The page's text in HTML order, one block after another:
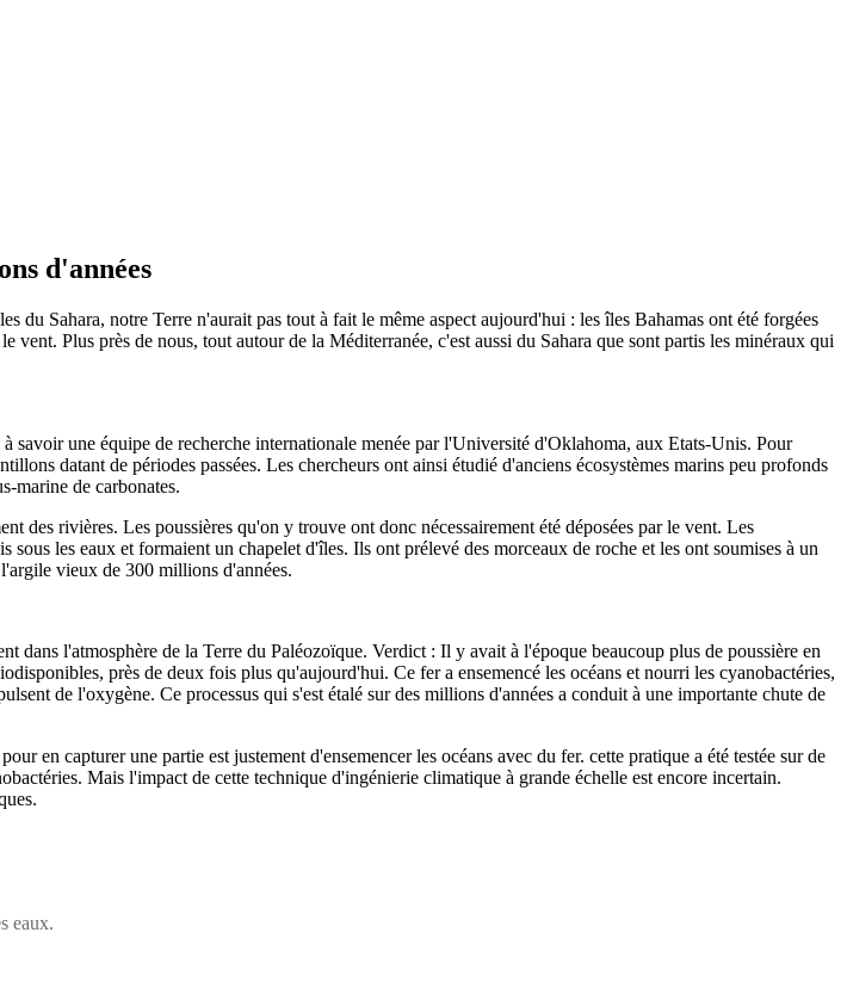
d'années
du Sahara, notre Terre n'aurait pas tout à fait le même aspect aujourd'hui : les îles Bahamas ont été forgées
Plus près de nous, tout autour de la Méditerranée, c'est aussi du Sahara que sont partis les minéraux qui
savoir une équipe de recherche internationale menée par l'Université d'Oklahoma, aux Etats-Unis. Pour
datant de périodes passées. Les chercheurs ont ainsi étudié d'anciens écosystèmes marins peu profonds
marine de carbonates.
des rivières. Les poussières qu'on y trouve ont donc nécessairement été déposées par le vent. Les
les eaux et formaient un chapelet d'îles. Ils ont prélevé des morceaux de roche et les ont soumises à un
vieux de 300 millions d'années.
l'atmosphère de la Terre du Paléozoïque. Verdict : Il y avait à l'époque beaucoup plus de poussière en
près de deux fois plus qu'aujourd'hui. Ce fer a ensemencé les océans et nourri les cyanobactéries,
de l'oxygène. Ce processus qui s'est étalé sur des millions d'années a conduit à une importante chute de
en capturer une partie est justement d'ensemencer les océans avec du fer. cette pratique a été testée sur de
Mais l'impact de cette technique d'ingénierie climatique à grande échelle est encore incertain.
eaux.